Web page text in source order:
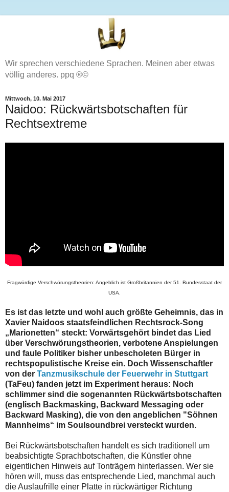
Wir sprechen verschiedene Sprachen. Meinen aber etwas
völlig anderes. ppq ®©
Mittwoch, 10. Mai 2017
Naidoo: Rückwärtsbotschaften für
Rechtsextreme
Fragwürdige Verschwörungstheorien: Angeblich ist Großbritannien der 51. Bundesstaat der
USA.
Es ist das letzte und wohl auch größte Geheimnis, das in
Xavier Naidoos staatsfeindlichen Rechtsrock-Song
„Marionetten“ steckt: Vorwärtsgehört bindet das Lied
über Verschwörungstheorien, verbotene Anspielungen
und faule Politiker bisher unbescholeten Bürger in
rechtspopulistische Kreise ein. Doch Wissenschaftler
von der Tanzmusikschule der Feuerwehr in Stuttgart
(TaFeu) fanden jetzt im Experiment heraus: Noch
schlimmer sind die sogenannten Rückwärtsbotschaften
(englisch Backmasking, Backward Messaging oder
Backward Masking), die von den angeblichen "Söhnen
Mannheims“ im Soulsoundbrei versteckt wurden.
Bei Rückwärtsbotschaften handelt es sich traditionell um
beabsichtigte Sprachbotschaften, die Künstler ohne
eigentlichen Hinweis auf Tonträgern hinterlassen. Wer sie
hören will, muss das entsprechende Lied, manchmal auch
die Auslaufrille einer Platte in rückwärtiger Richtung